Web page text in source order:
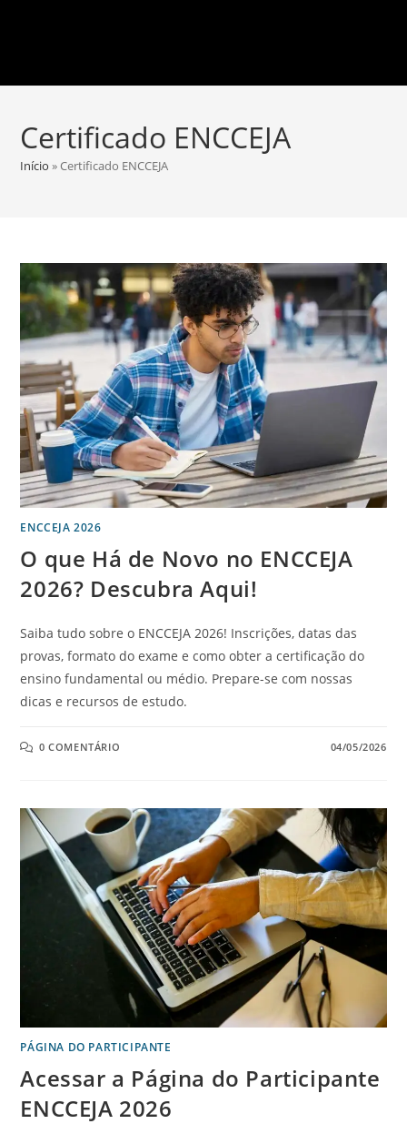
Certificado ENCCEJA
Início »Certificado ENCCEJA
ENCCEJA 2026
O que Há de Novo no ENCCEJA
2026? Descubra Aqui!
Saiba tudo sobre o ENCCEJA 2026! Inscrições, datas das
provas, formato do exame e como obter a certificação do
ensino fundamental ou médio. Prepare-se com nossas
dicas e recursos de estudo.
0 COMENTÁRIO 04/05/2026
PÁGINA DO PARTICIPANTE
Acessar a Página do Participante
ENCCEJA 2026